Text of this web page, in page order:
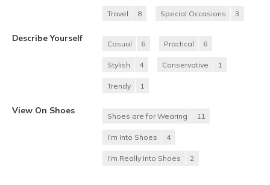
Travel 8 Special Occasions 3
Describe Yourself
Casual 6 Practical 6
Stylish 4 Conservative 1
Trendy 1
View On Shoes
Shoes are for Wearing 11
I'm Into Shoes 4
I'm Really Into Shoes 2